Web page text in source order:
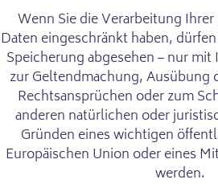
Wenn Sie die Verarbeitung
Daten eingeschränkt haben,
Speicherung abgesehen – nur
zur Geltendmachung, Ausübung
Rechtsansprüchen oder zum
anderen natürlichen oder
Gründen eines wichtigen
Europäischen Union oder eines
werden.